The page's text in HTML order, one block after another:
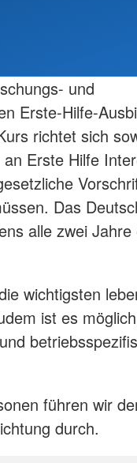
und
Erste-Hilfe-
richtet sich
Erste Hilfe
Das
alle zwei
wichtigsten
ist es
führen wir
durch.